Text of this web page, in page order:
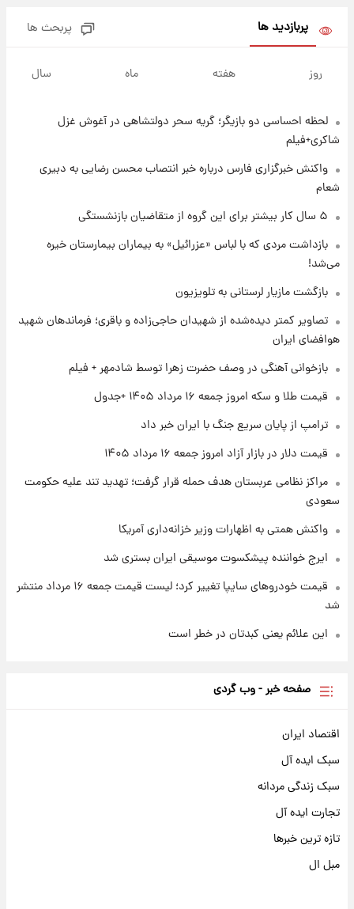
درباره وضعیت او چه گفت؟
۱ روز پیش
گران‌ترین خرید تاریخ رئال مادرید رونمایی شد
پیش‌بینی بارش‌های گسترده با ورود ال‌نینو؛ کدام
روزها پربارش‌تر خواهند بود؟
شماره پیراهن خریدهای جدید پرسپولیس اعلام
شد؛ تیکدری، محبی و سرگیف با اعداد ویژه
۱ روز پیش
جزئیات فعال‌سازی «کیف پول ایران» اعلام
شد+فیلم
پربازدید ها پربحث ها
روز هفته ماه سال
لحظه احساسی دو بازیگر؛ گریه سحر دولتشاهی در آغوش غزل
شاکری+فیلم
واکنش خبرگزاری فارس درباره خبر انتصاب محسن رضایی به دبیری
شعام
۵ سال کار بیشتر برای این گروه از متقاضیان بازنشستگی
بازداشت مردی که با لباس «عزرائیل» به بیماران بیمارستان خیره
می‌شد!
بازگشت مازیار لرستانی به تلویزیون
تصاویر کمتر دیده‌شده از شهیدان حاجی‌زاده و باقری؛ فرماندهان شهید
هوافضای ایران
بازخوانی آهنگی در وصف حضرت زهرا توسط شادمهر + فیلم
قیمت طلا و سکه امروز جمعه ۱۶ مرداد ۱۴۰۵ +جدول
ترامپ از پایان سریع جنگ با ایران خبر داد
قیمت دلار در بازار آزاد امروز جمعه ۱۶ مرداد ۱۴۰۵
مراکز نظامی عربستان هدف حمله قرار گرفت؛ تهدید تند علیه حکومت
سعودی
واکنش همتی به اظهارات وزیر خزانه‌داری آمریکا
ایرج خواننده پیشکسوت موسیقی ایران بستری شد
قیمت خودروهای سایپا تغییر کرد؛ لیست قیمت جمعه ۱۶ مرداد منتشر
شد
این علائم یعنی کبدتان در خطر است
صفحه خبر - وب گردی
اقتصاد ایران
سبک ایده آل
سبک زندگی مردانه
تجارت ایده آل
تازه ترین خبرها
مبل ال